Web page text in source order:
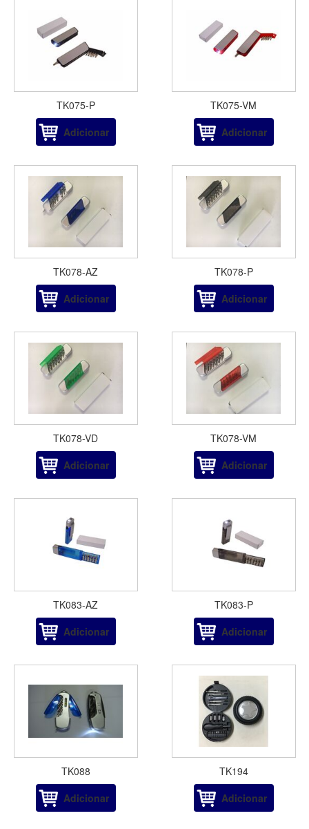
TK075-P
Adicionar
TK075-VM
Adicionar
TK078-AZ
Adicionar
TK078-P
Adicionar
TK078-VD
Adicionar
TK078-VM
Adicionar
TK083-AZ
Adicionar
TK083-P
Adicionar
TK088
Adicionar
TK194
Adicionar